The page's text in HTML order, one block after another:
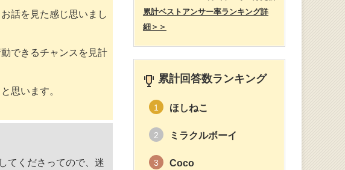
話を見た感じ思いまし
できるチャンスを見計
思います。
てくださってので、迷
累計ベストアンサー率ランキング詳
細＞＞
累計回答数ランキング
1 ほしねこ
2 ミラクルボーイ
3 Coco